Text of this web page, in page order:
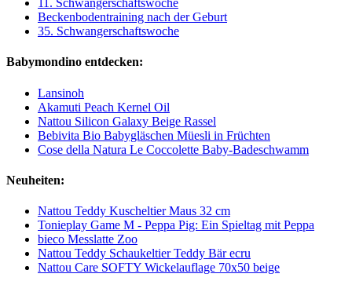
11. Schwangerschaftswoche
Beckenbodentraining nach der Geburt
35. Schwangerschaftswoche
Babymondino entdecken:
Lansinoh
Akamuti Peach Kernel Oil
Nattou Silicon Galaxy Beige Rassel
Bebivita Bio Babygläschen Müesli in Früchten
Cose della Natura Le Coccolette Baby-Badeschwamm
Neuheiten:
Nattou Teddy Kuscheltier Maus 32 cm
Tonieplay Game M - Peppa Pig: Ein Spieltag mit Peppa
bieco Messlatte Zoo
Nattou Teddy Schaukeltier Teddy Bär ecru
Nattou Care SOFTY Wickelauflage 70x50 beige